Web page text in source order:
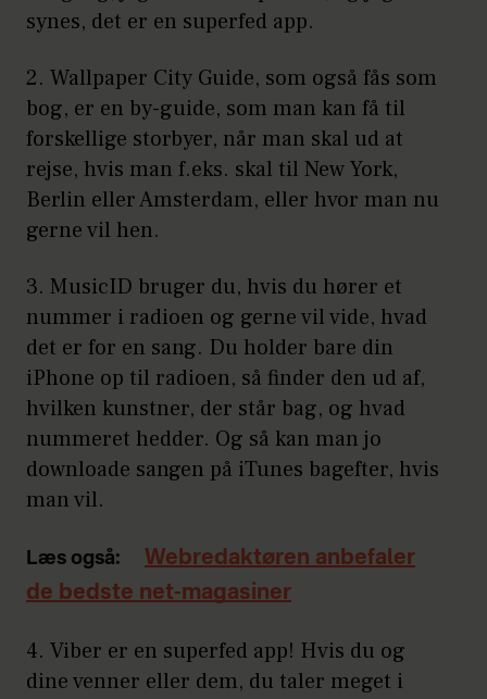
synes, det er en superfed app.
2. Wallpaper City Guide, som også fås som
bog, er en by-guide, som man kan få til
forskellige storbyer, når man skal ud at
rejse, hvis man f.eks. skal til New York,
Berlin eller Amsterdam, eller hvor man nu
gerne vil hen.
3. MusicID bruger du, hvis du hører et
nummer i radioen og gerne vil vide, hvad
det er for en sang. Du holder bare din
iPhone op til radioen, så finder den ud af,
hvilken kunstner, der står bag, og hvad
nummeret hedder. Og så kan man jo
downloade sangen på iTunes bagefter, hvis
man vil.
Læs også:
Webredaktøren anbefaler
de bedste net-magasiner
4. Viber er en superfed app! Hvis du og
dine venner eller dem, du taler meget i